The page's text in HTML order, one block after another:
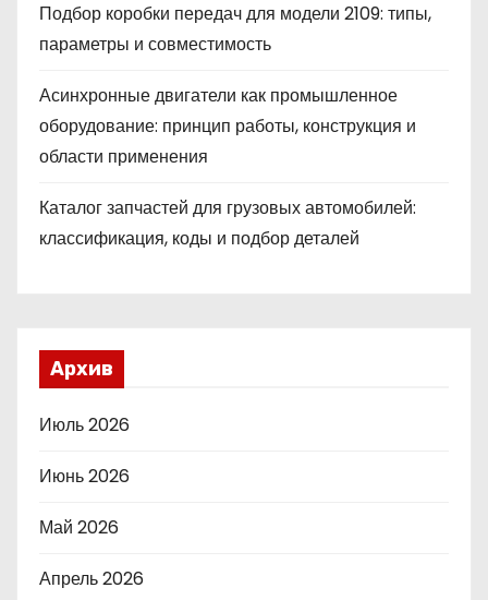
Подбор коробки передач для модели 2109: типы,
параметры и совместимость
Асинхронные двигатели как промышленное
оборудование: принцип работы, конструкция и
области применения
Каталог запчастей для грузовых автомобилей:
классификация, коды и подбор деталей
Архив
Июль 2026
Июнь 2026
Май 2026
Апрель 2026